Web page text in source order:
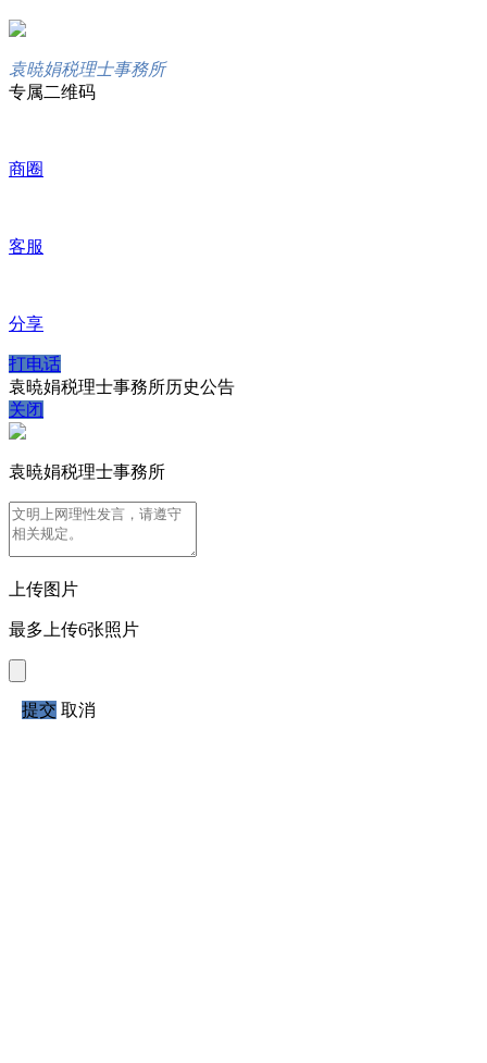
袁暁娟税理士事務所
专属二维码
商圈
客服
分享
打电话
袁暁娟税理士事務所历史公告
关闭
袁暁娟税理士事務所
上传图片
最多上传6张照片
提交 取消